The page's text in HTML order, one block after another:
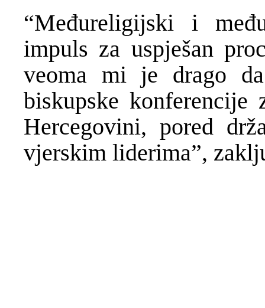
“Međureligijski i
impuls za uspješan
veoma mi je drago
biskupske
Hercegovini, pored
vjerskim liderima”,